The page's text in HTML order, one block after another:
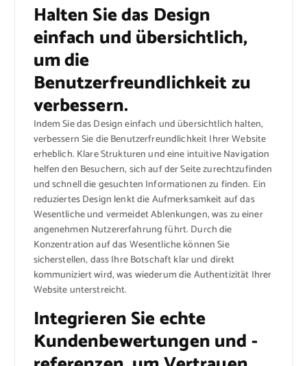
Halten Sie das Design
einfach und übersichtlich,
um die
Benutzerfreundlichkeit zu
verbessern.
Indem Sie das Design einfach und übersichtlich halten,
verbessern Sie die Benutzerfreundlichkeit Ihrer Website
erheblich. Klare Strukturen und eine intuitive Navigation
helfen den Besuchern, sich auf der Seite zurechtzufinden
und schnell die gesuchten Informationen zu finden. Ein
reduziertes Design lenkt die Aufmerksamkeit auf das
Wesentliche und vermeidet Ablenkungen, was zu einer
angenehmen Nutzererfahrung führt. Durch die
Konzentration auf das Wesentliche können Sie
sicherstellen, dass Ihre Botschaft klar und direkt
kommuniziert wird, was wiederum die Authentizität Ihrer
Website unterstreicht.
Integrieren Sie echte
Kundenbewertungen und -